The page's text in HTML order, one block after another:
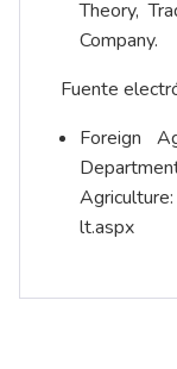
Theory,
Company.
Fuente
Foreign
Agriculture:
lt.aspx